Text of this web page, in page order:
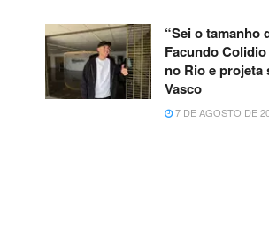
“Sei o tamanho
Facundo
no Rio e projeta
Vasco
7 DE AGOSTO DE